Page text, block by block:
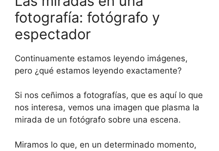
fotografía: fotógrafo y
espectador
Continuamente estamos leyendo imágenes,
pero ¿qué estamos leyendo exactamente?
Si nos ceñimos a fotografías, que es aquí lo que
nos interesa, vemos una imagen que plasma la
mirada de un fotógrafo sobre una escena.
Miramos lo que, en un determinado momento,